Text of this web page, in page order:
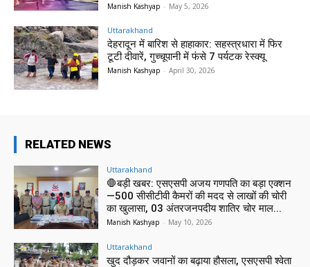
Manish Kashyap - May 5, 2026
Uttarakhand
देहरादून में बारिश से हाहाकार: सहस्त्रधारा में फिर
टूटी दीवारें, गुच्चूपानी में फंसे 7 पर्यटक रेस्क्यू
Manish Kashyap - April 30, 2026
RELATED NEWS
Uttarakhand
🛑बड़ी खबर: एसएसपी अजय गणपति का बड़ा एक्शन
—500 सीसीटीवी कैमरों की मदद से लाखों की चोरी
का खुलासा, 03 अंतरजनपदीय शातिर चोर माल...
Manish Kashyap - May 10, 2026
Uttarakhand
खुद दौड़कर जवानों का बढ़ाया हौसला, एसएसपी श्वेता